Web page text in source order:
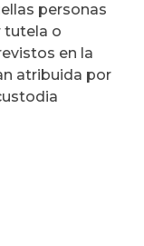
personas
tutela o
en la
atribuida por